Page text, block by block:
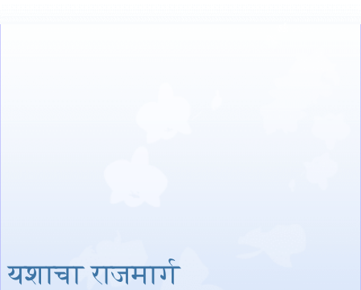
यशाचा राजमार्ग